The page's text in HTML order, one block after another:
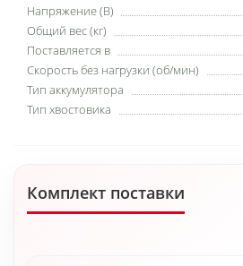
Напряжение (В)
Общий вес (кг)
Поставляется в
Скорость без нагрузки (об/мин)
Тип аккумулятора
Тип хвостовика
Комплект поставки